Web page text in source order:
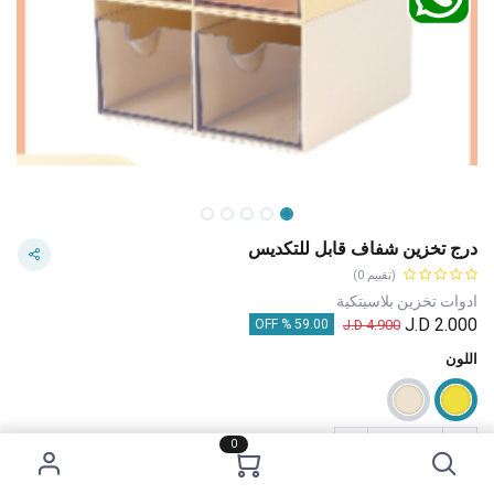
0
درج تخزين شفاف قابل للتكديس
(تقييم 0)
ادوات تخزين بلاسيتكية
2.000
4.900
J.D
59.00 % OFF
اللون